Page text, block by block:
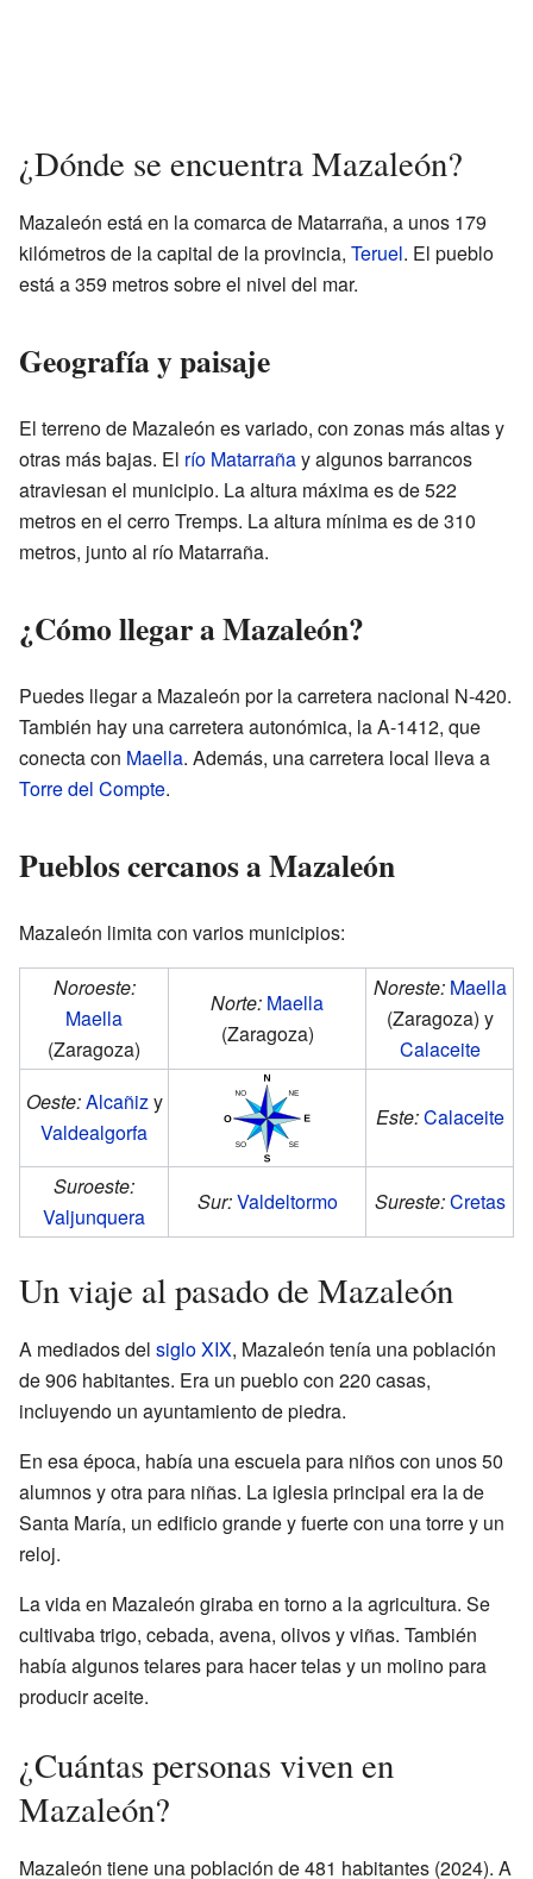
¿Dónde se encuentra Mazaleón?
Mazaleón está en la comarca de Matarraña, a unos 179
kilómetros de la capital de la provincia, Teruel. El pueblo
está a 359 metros sobre el nivel del mar.
Geografía y paisaje
El terreno de Mazaleón es variado, con zonas más altas y
otras más bajas. El río Matarrañay algunos barrancos
atraviesan el municipio. La altura máxima es de 522
metros en el cerro Tremps. La altura mínima es de 310
metros, junto al río Matarraña.
¿Cómo llegar a Mazaleón?
Puedes llegar a Mazaleón por la carretera nacional N-420.
También hay una carretera autonómica, la A-1412, que
conecta con Maella. Además, una carretera local lleva a
Torre del Compte.
Pueblos cercanos a Mazaleón
Mazaleón limita con varios municipios:
Noroeste:
Maella
(Zaragoza)
Norte: Maella
(Zaragoza)
Noreste: Maella
(Zaragoza) y
Calaceite
Oeste:Alcañizy
Valdealgorfa
Este:Calaceite
Suroeste:
Valjunquera
Sur:Valdeltormo Sureste:Cretas
Un viaje al pasado de Mazaleón
A mediados del siglo XIX, Mazaleón tenía una población
de 906 habitantes. Era un pueblo con 220 casas,
incluyendo un ayuntamiento de piedra.
En esa época, había una escuela para niños con unos 50
alumnos y otra para niñas. La iglesia principal era la de
Santa María, un edificio grande y fuerte con una torre y un
reloj.
La vida en Mazaleón giraba en torno a la agricultura. Se
cultivaba trigo, cebada, avena, olivos y viñas. También
había algunos telares para hacer telas y un molino para
producir aceite.
¿Cuántas personas viven en
Mazaleón?
Mazaleón tiene una población de 481 habitantes (2024). A